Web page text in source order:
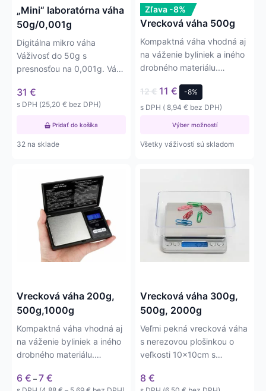
„Mini“ laboratórna váha
50g/0,001g
Digitálna mikro váha
Váživosť do 50g s
presnosťou na 0,001g. Váha
priemere 5 cm
31 €
s DPH (25,20 € bez DPH)
Pridať do košíka
32 na sklade
Zľava -8%
Vrecková váha 500g
Kompaktná váha vhodná aj
na váženie byliniek a iného
drobného materiálu.
Presnosť…
12€ 11 €
-8%
s DPH ( 8,94 € bez DPH)
Výber možností
na
stránke
Všetky váživosti sú skladom
Vrecková váha 200g,
500g,1000g
Kompaktná váha vhodná aj
na váženie byliniek a iného
drobného materiálu.
6 € – 7 €
range:
produkt
viacero
variantov.
Možnosti
na
stránke
produktu.
Vrecková váha 300g,
500g, 2000g
Veľmi pekná vrecková váha
s nerezovou plošinkou o
veľkosti 10x10cm s
2000…
8 €
viacero
variantov.
Možnosti
na
stránke
produktu.